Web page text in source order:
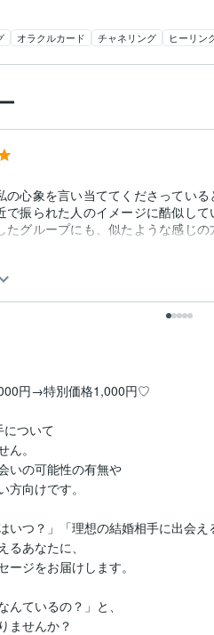
オラクルカード チャネリング ヒーリン
の心象を言い当ててくださっている
振られた人のイメージに酷似して
たグループにも、似たような感じの
円→特別価格1,000円♡
ついて
。
いの可能性の有無や
向けです。
いつ？」「理想の結婚相手に出会え
あなたに、
ージをお届けします。
んているの？」と、
ませんか？